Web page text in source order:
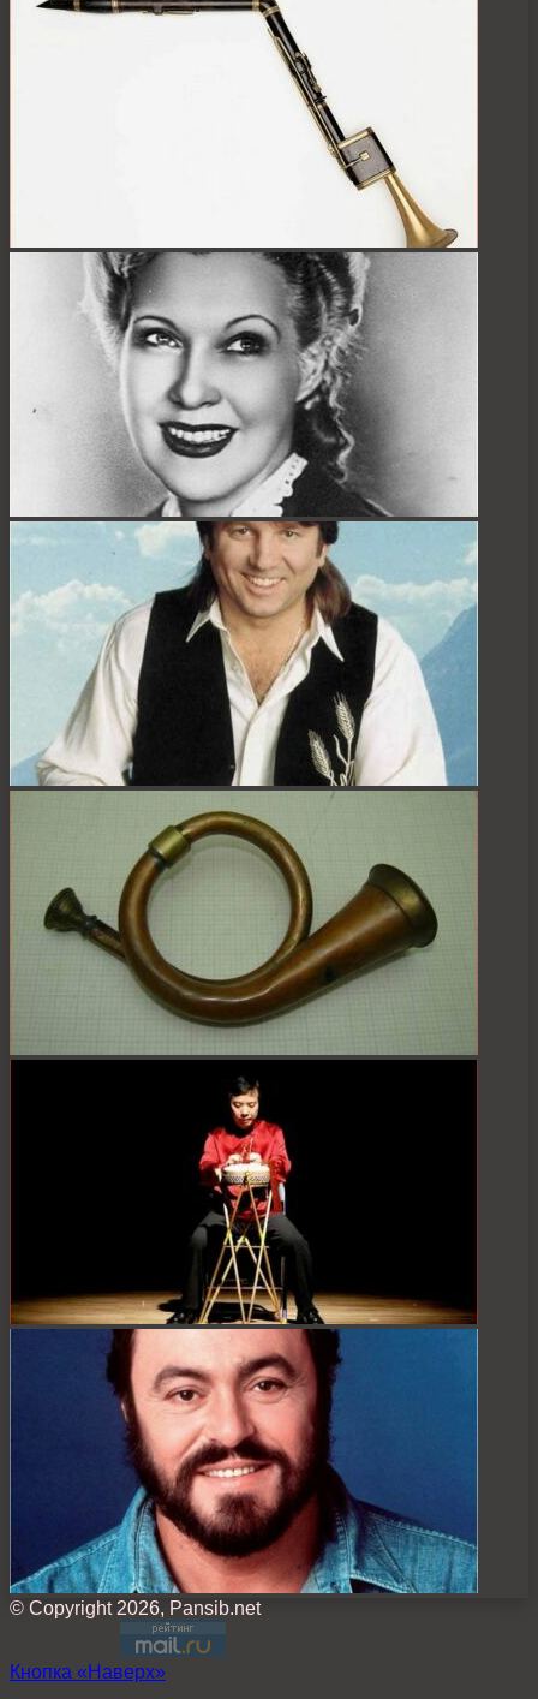
© Copyright 2026, Pansib.net
Кнопка «Наверх»